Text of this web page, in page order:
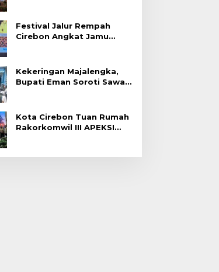
Festival Jalur Rempah
Cirebon Angkat Jamu
Kekeringan Majalengka,
Bupati Eman Soroti Sawah
Kota Cirebon Tuan Rumah
Rakorkomwil III APEKSI